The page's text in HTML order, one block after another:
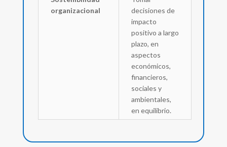
organizacional
decisiones de
impacto
positivo a largo
plazo, en
aspectos
económicos,
financieros,
sociales y
ambientales,
en equilibrio.